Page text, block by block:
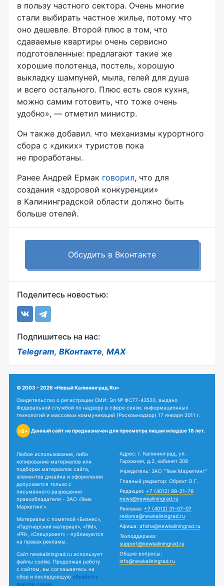
в пользу частного сектора. Очень многие
стали выбирать частное жилье, потому что
оно дешевле. Второй плюс в том, что
сдаваемые квартиры очень сервисно
подготовленные: предлагают такие же
хорошие полотенца, постель, хорошую
выкладку шампуней, мыла, гелей для душа
и всего остального. Плюс есть своя кухня,
можно самим готовить, что тоже очень
удобно», — отметил министр.
Он также добавил. что механизмы курортного
сбора с «диких» туристов пока
не проработаны.
Ранее Андрей Ермак говорил, что для
создания «здоровой конкуренции»
в Калининградской области должно быть
больше отелей.
Обсудить в Вконтакте
Поделитесь новостью:
Подпишитесь на нас:
Telegram, ВКонтакте, MAX
© 2003 - 2026 «Новый Калининград.Ru»
Свидетельство о регистрации СМИ: Эл № ФС77-43520, выдано
Федеральной службой по надзору в сфере связи, информационных
технологий и массовых коммуникаций (Роскомнадзор) 17 января 2011 г.
18+ Данный сайт не предназначен для просмотра лицам младше 18 лет.
Любое использование, либо
копирование материалов или
подборки материалов сайта,
элементов дизайна и оформления
допускается только с
письменного разрешения
правообладателя - ЗАО «Твик
Маркетинг».
Материалы с пометкой «Бизнес»,
«Партнерский материал», «ПМ»,
«PR», «Спецпроект» - публикуются
на правах рекламы.
Сайт newkaliningrad.ru использует
файлы cookie. Продолжая работу
с сайтом, вы соглашаетесь на
сбор и последующую обработку
файлов cookie.
Адрес: г. Калининград, ул.
Гаражная, д.2, кабинет 308
Учредитель: ЗАО "Твик Маркетинг"
Главный редактор: Обрехт О.Г.
Редакция: +7 (4012) 99-21-76
news@newkaliningrad.ru
Реклама: +7 (4012) 31-07-07
reklama@newkaliningrad.ru
Афиша: afisha@newkaliningrad.ru
Техподдержка:
support@newkaliningrad.ru
Общие вопросы:
info@newkaliningrad.ru